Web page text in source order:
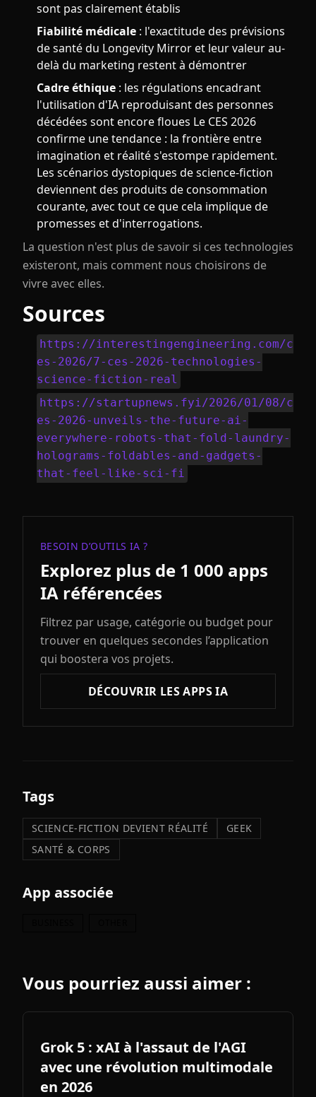
sont pas clairement établis
Fiabilité médicale : l'exactitude des prévisions
de santé du Longevity Mirror et leur valeur au-
delà du marketing restent à démontrer
Cadre éthique : les régulations encadrant
l'utilisation d'IA reproduisant des personnes
décédées sont encore floues Le CES 2026
confirme une tendance : la frontière entre
imagination et réalité s'estompe rapidement.
Les scénarios dystopiques de science-fiction
deviennent des produits de consommation
courante, avec tout ce que cela implique de
promesses et d'interrogations.
La question n'est plus de savoir si ces technologies
existeront, mais comment nous choisirons de
vivre avec elles.
Sources
https://interestingengineering.com/c
es-2026/7-ces-2026-technologies-
science-fiction-real
https://startupnews.fyi/2026/01/08/c
es-2026-unveils-the-future-ai-
everywhere-robots-that-fold-laundry-
holograms-foldables-and-gadgets-
that-feel-like-sci-fi
BESOIN D’OUTILS IA ?
Explorez plus de 1 000 apps
IA référencées
Filtrez par usage, catégorie ou budget pour
trouver en quelques secondes l’application
qui boostera vos projets.
DÉCOUVRIR LES APPS IA
Tags
SCIENCE-FICTION DEVIENT RÉALITÉ
GEEK
SANTÉ & CORPS
App associée
Vous pourriez aussi aimer :
Grok 5 : xAI à l'assaut de l'AGI
avec une révolution multimodale
en 2026